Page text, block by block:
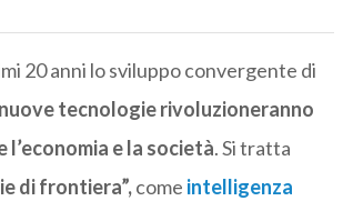
20 anni lo sviluppo convergente di
nuove tecnologie rivoluzioneranno
e la società. Si tratta
di frontiera”,come intelligenza